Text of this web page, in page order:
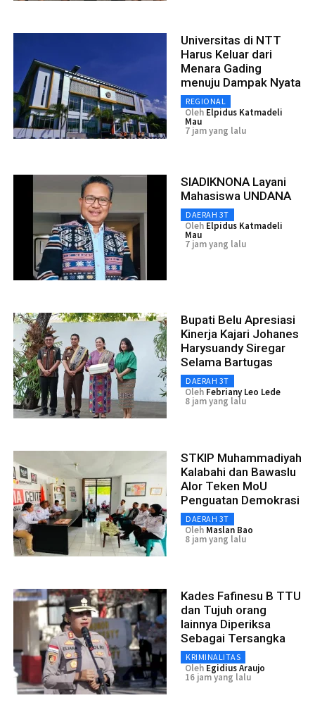
Universitas di NTT
Harus Keluar dari
Menara Gading
menuju Dampak Nyata
REGIONAL
Oleh Elpidus Katmadeli
Mau
7 jam yang lalu
SIADIKNONA Layani
Mahasiswa UNDANA
DAERAH 3T
Oleh Elpidus Katmadeli
Mau
7 jam yang lalu
Bupati Belu Apresiasi
Kinerja Kajari Johanes
Harysuandy Siregar
Selama Bartugas
DAERAH 3T
Oleh Febriany Leo Lede
8 jam yang lalu
STKIP Muhammadiyah
Kalabahi dan Bawaslu
Alor Teken MoU
Penguatan Demokrasi
DAERAH 3T
Oleh Maslan Bao
8 jam yang lalu
Kades Fafinesu B TTU
dan Tujuh orang
lainnya Diperiksa
Sebagai Tersangka
KRIMINALITAS
Oleh Egidius Araujo
16 jam yang lalu